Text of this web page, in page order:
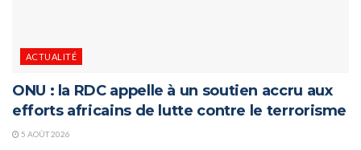
ACTUALITÉ
ONU : la RDC appelle à un soutien accru aux
efforts africains de lutte contre le terrorisme
5 AOÛT 2026